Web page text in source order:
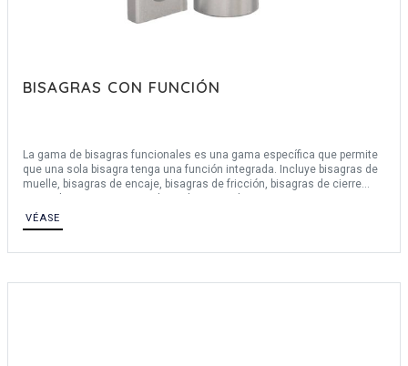
BISAGRAS CON FUNCIÓN
La gama de bisagras funcionales es una gama específica que permite
que una sola bisagra tenga una función integrada. Incluye bisagras de
muelle, bisagras de encaje, bisagras de fricción, bisagras de cierre
Ofrecemos una amplia gama de materiales: acero inoxidable 430,
acero inoxidable 304, acero inoxidable 301, acero inoxidable 316, acero,
polímero, poliamida, etc.
bisagras de rampa para facilitar la extracción de la puerta.
VÉASE